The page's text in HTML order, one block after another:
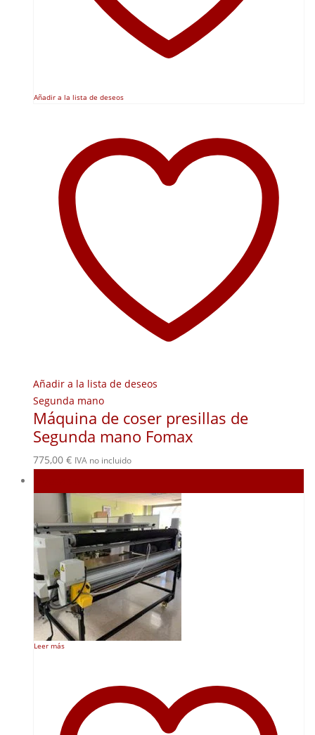
Añadir a la lista de deseos
Añadir a la lista de deseos
Segunda mano
Máquina de coser presillas de
Segunda mano Fomax
775,00 € IVA no incluido
Leer más